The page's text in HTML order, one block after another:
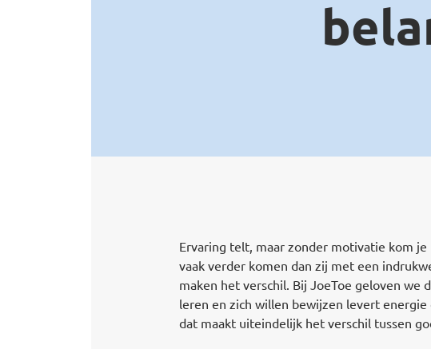
Ervaring telt, maar zonder motivatie kom
vaak verder komen dan zij met een
maken het verschil. Bij JoeToe geloven
leren en zich willen bewijzen levert
dat maakt uiteindelijk het verschil tussen